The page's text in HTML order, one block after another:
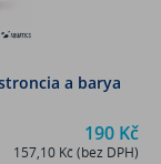
a barya
190 Kč
157,10 Kč (bez DPH)